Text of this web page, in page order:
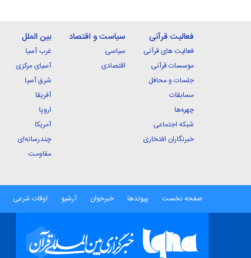
فعالیت قرآنی
فعالیت های قرآنی
موسسات قرآنی
جلسات و محافل
مسابقات
چهره‌ها
شبکه اجتماعی
خبرنگاران افتخاری
سیاست و اقتصاد
سیاسی
اقتصادی
بین الملل
غرب آسیا
آسیای مرکزی
شرق آسیا
آفریقا
اروپا
آمریکا
چندرسانه‌ای
مقاومت
صفحه نخست پیوندها خبرخوان آرشیو اوقات شرعی